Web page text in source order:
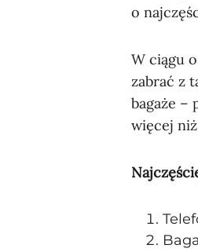
o
W ciągu
zabrać z
bagaże –
więcej